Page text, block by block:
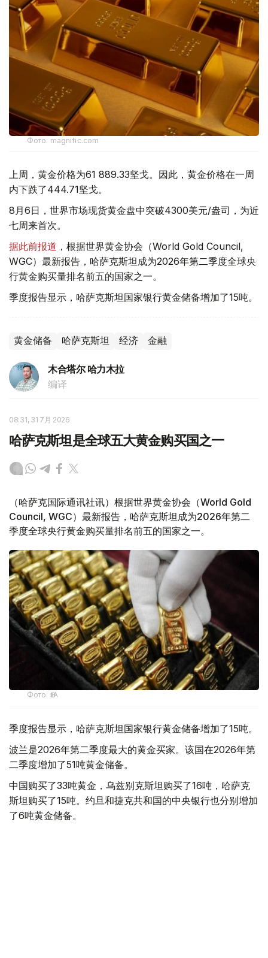
Фото: magnific.com
上周，黄金价格为61 889.33坚戈。因此，黄金价格在一周
内下跌了444.71坚戈。
8月6日，世界市场现货黄金盘中突破4300美元/盎司，为近
七周来首次。
据此前报道 ，根据世界黄金协会（World Gold Council,
WGC）最新报告，哈萨克斯坦成为2026年第二季度全球央
行黄金购买量排名前五的国家之一。
季度报告显示，哈萨克斯坦国家银行黄金储备增加了15吨。
黄金储备 哈萨克斯坦 经济 金融
木合塔尔 哈力木拉
编译
08:31, 31 7月 2026
哈萨克斯坦是全球五大黄金购买国之一
（哈萨克国际通讯社讯）根据世界黄金协会（World Gold
Council, WGC）最新报告，哈萨克斯坦成为2026年第二
季度全球央行黄金购买量排名前五的国家之一。
Фото: ӨзА
季度报告显示，哈萨克斯坦国家银行黄金储备增加了15吨。
波兰是2026年第二季度最大的黄金买家。该国在2026年第
二季度增加了51吨黄金储备。
中国购买了33吨黄金，乌兹别克斯坦购买了16吨，哈萨克
斯坦购买了15吨。约旦和捷克共和国的中央银行也分别增加
了6吨黄金储备。